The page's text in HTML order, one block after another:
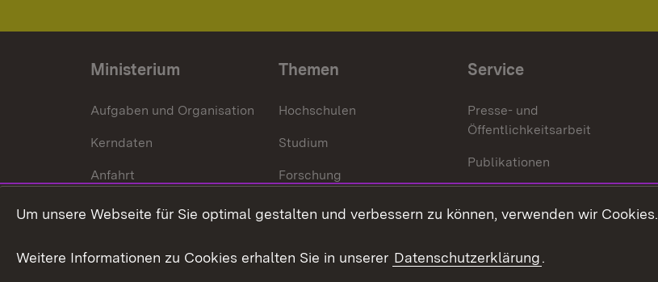
Ministerium
Aufgaben und Organisation
Kerndaten
Anfahrt
Themen
Hochschulen
Studium
Forschung
Internationales
Service
Presse- und
Öffentlichkeitsarbeit
Publikationen
Mediathek
Ausschreibungen
Um unsere Webseite für Sie optimal gestalten und verbessern zu können, verwenden wir Cookies.
Weitere Informationen zu Cookies erhalten Sie in unserer Datenschutzerklärung.